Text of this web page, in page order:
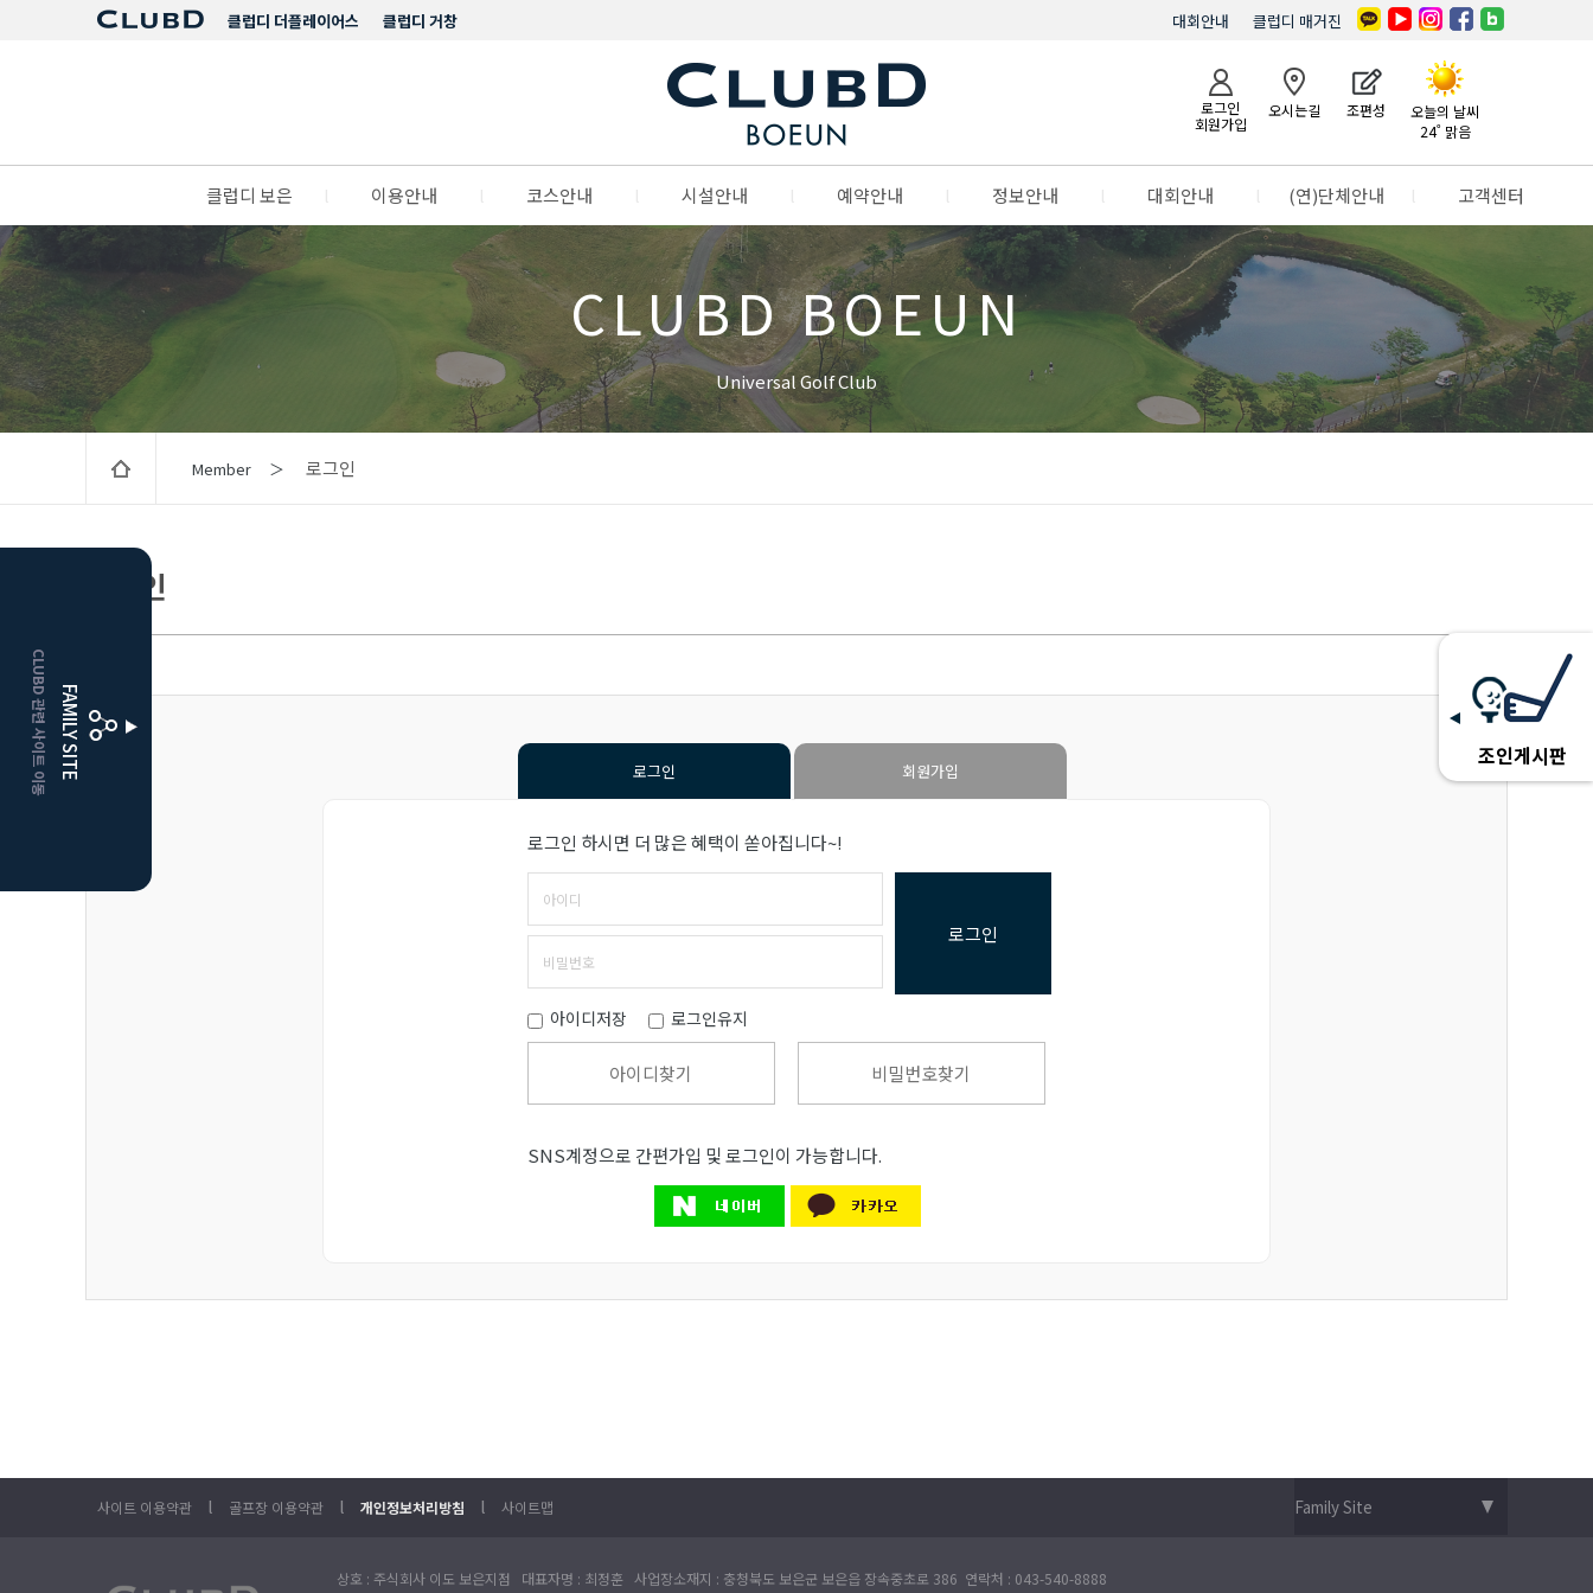
클럽디 거창
클럽디 더플레이어스 클럽디 매거진
대회안내
로그인
회원가입
오시는길 조편성
오늘의 날씨
24˚ 맑음
클럽디 보은 이용안내 코스안내 시설안내 예약안내 정보안내 대회안내 (연)단체안내 고객센터
CLUBD BOEUN
Universal Golf Club
FAMILY SITE
CLUBD 관련 사이트 이동
HOME
클럽디더플레이어스 조인게시판
Member ＞ 로그인
로그인
로그인 회원가입
로그인 하시면 더 많은 혜택이 쏟아집니다~!
로그인
아이디저장 로그인유지
아이디찾기 비밀번호찾기
SNS계정으로 간편가입 및 로그인이 가능합니다.
사이트 이용약관 l 골프장 이용약관 l 개인정보처리방침 l 사이트맵
상호 : 주식회사 이도 보은지점 대표자명 : 최정훈 사업장소재지 : 충청북도 보은군 보은읍 장속중초로 386 연락처 : 043-540-8888